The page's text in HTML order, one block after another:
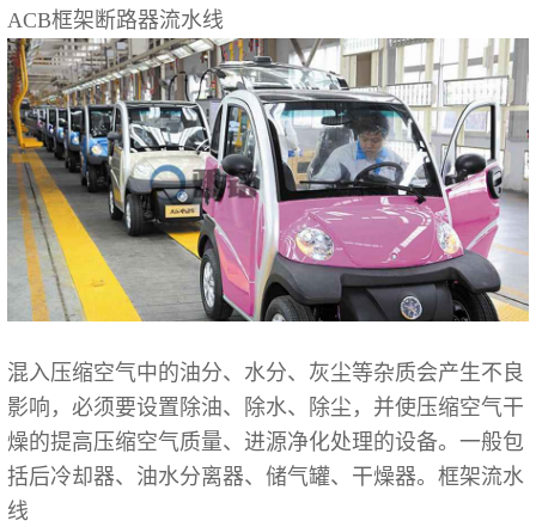
ACB框架断路器流水线
混入压缩空气中的油分、水分、灰尘等杂质会产生不良
影响，必须要设置除油、除水、除尘，并使压缩空气干
燥的提高压缩空气质量、进源净化处理的设备。一般包
括后冷却器、油水分离器、储气罐、干燥器。框架流水
线